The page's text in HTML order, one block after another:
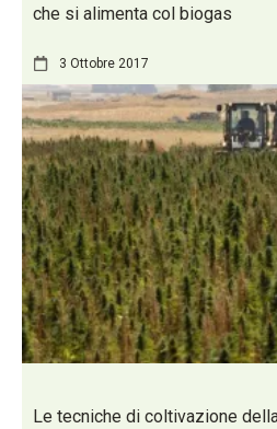
che si alimenta col biogas
3 Ottobre 2017
Le tecniche di coltivazione